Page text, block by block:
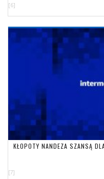
[6]
KŁOPOTY NANDEZA SZANSĄ
[7]